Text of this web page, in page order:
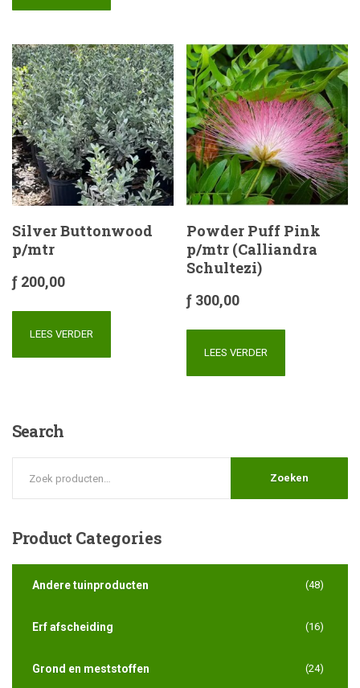
Silver Buttonwood
p/mtr
ƒ 200,00
LEES VERDER
Powder Puff Pink
p/mtr (Calliandra
Schultezi)
ƒ 300,00
LEES VERDER
Search
Zoeken
ProductCategories
Andere tuinproducten (48)
Erf afscheiding (16)
Grond en meststoffen (24)